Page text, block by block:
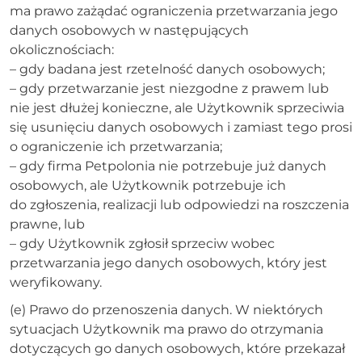
ma prawo zażądać ograniczenia przetwarzania jego
danych osobowych w następujących
okolicznościach:
– gdy badana jest rzetelność danych osobowych;
– gdy przetwarzanie jest niezgodne z prawem lub
nie jest dłużej konieczne, ale Użytkownik sprzeciwia
się usunięciu danych osobowych i zamiast tego prosi
o ograniczenie ich przetwarzania;
– gdy firma Petpolonia nie potrzebuje już danych
osobowych, ale Użytkownik potrzebuje ich
do zgłoszenia, realizacji lub odpowiedzi na roszczenia
prawne, lub
– gdy Użytkownik zgłosił sprzeciw wobec
przetwarzania jego danych osobowych, który jest
weryfikowany.
(e) Prawo do przenoszenia danych. W niektórych
sytuacjach Użytkownik ma prawo do otrzymania
dotyczących go danych osobowych, które przekazał